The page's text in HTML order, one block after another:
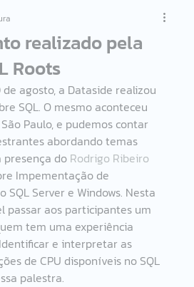
realizado pela
Roots
agosto, a Dataside realizou
SQL. O mesmo aconteceu
Paulo, e pudemos contar
abordando temas
do Rodrigo Ribeiro
Impementação de
SQL Server e Windows. Nesta
passar aos participantes um
tem uma experiência
e interpretar as
de CPU disponíveis no SQL
palestra.